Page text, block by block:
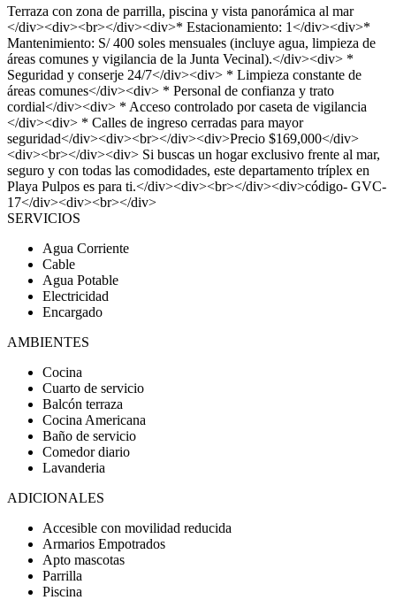
Terraza con zona de parrilla, piscina y vista panorámica al mar
</div><div><br></div><div>* Estacionamiento: 1</div><div>*
Mantenimiento: S/ 400 soles mensuales (incluye agua, limpieza de
áreas comunes y vigilancia de la Junta Vecinal).</div><div> *
Seguridad y conserje 24/7</div><div> * Limpieza constante de
áreas comunes</div><div> * Personal de confianza y trato
cordial</div><div> * Acceso controlado por caseta de vigilancia
</div><div> * Calles de ingreso cerradas para mayor
seguridad</div><div><br></div><div>Precio $169,000</div>
<div><br></div><div> Si buscas un hogar exclusivo frente al mar,
seguro y con todas las comodidades, este departamento tríplex en
Playa Pulpos es para ti.</div><div><br></div><div>código- GVC-
17</div><div><br></div>
SERVICIOS
Agua Corriente
Cable
Agua Potable
Electricidad
Encargado
AMBIENTES
Cocina
Cuarto de servicio
Balcón terraza
Cocina Americana
Baño de servicio
Comedor diario
Lavanderia
ADICIONALES
Accesible con movilidad reducida
Armarios Empotrados
Apto mascotas
Parrilla
Piscina